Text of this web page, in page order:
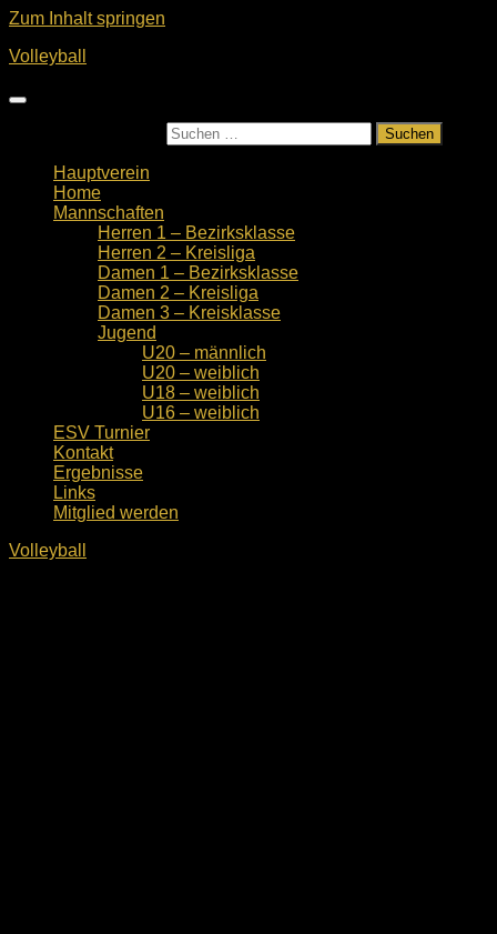
Zum Inhalt springen
Volleyball
Hauptverein
Home
Mannschaften
Herren 1 – Bezirksklasse
Herren 2 – Kreisliga
Damen 1 – Bezirksklasse
Damen 2 – Kreisliga
Damen 3 – Kreisklasse
Jugend
U20 – männlich
U20 – weiblich
U18 – weiblich
U16 – weiblich
ESV Turnier
Kontakt
Ergebnisse
Links
Mitglied werden
Volleyball